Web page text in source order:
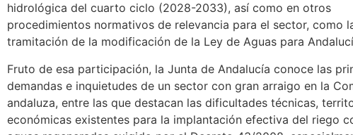
hidrológica del cuarto ciclo (2028-2033), así como en otros
procedimientos normativos de relevancia para el sector, como
tramitación de la modificación de la Ley de Aguas para
Fruto de esa participación, la Junta de Andalucía conoce las
demandas e inquietudes de un sector con gran arraigo en la
andaluza, entre las que destacan las dificultades técnicas,
económicas existentes para la implantación efectiva del riego